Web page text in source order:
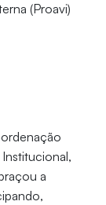
(Proavi)
a